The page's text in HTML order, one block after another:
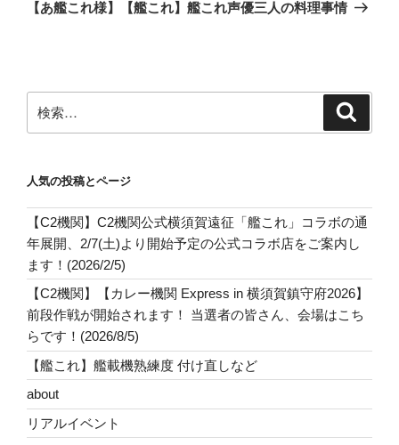
ー
【あ艦これ様】【艦これ】艦これ声優三人の料理事情
索:
人気の投稿とページ
【C2機関】C2機関公式横須賀遠征「艦これ」コラボの通
年展開、2/7(土)より開始予定の公式コラボ店をご案内し
ます！(2026/2/5)
【C2機関】【カレー機関 Express in 横須賀鎮守府2026】
前段作戦が開始されます！ 当選者の皆さん、会場はこち
らです！(2026/8/5)
【艦これ】艦載機熟練度 付け直しなど
about
リアルイベント